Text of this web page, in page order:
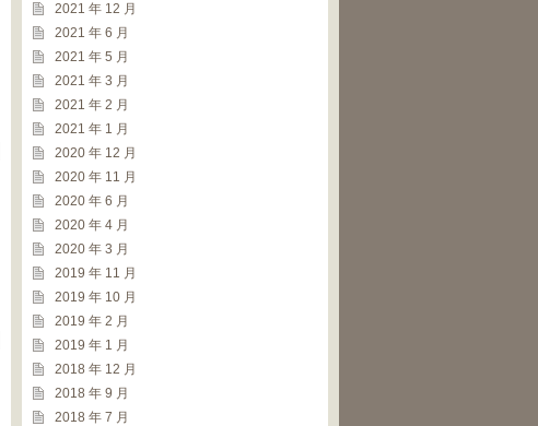
2021 年 12 月
2021 年 6 月
2021 年 5 月
2021 年 3 月
2021 年 2 月
2021 年 1 月
2020 年 12 月
2020 年 11 月
2020 年 6 月
2020 年 4 月
2020 年 3 月
2019 年 11 月
2019 年 10 月
2019 年 2 月
2019 年 1 月
2018 年 12 月
2018 年 9 月
2018 年 7 月